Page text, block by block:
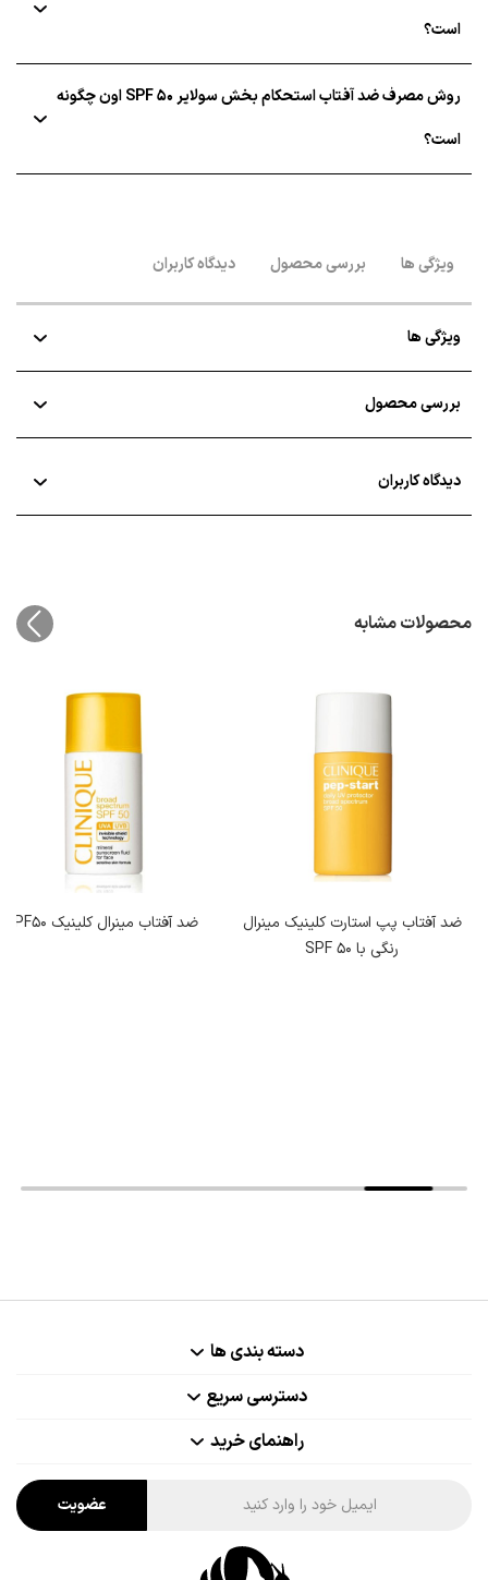
است؟
روش مصرف ضد آفتاب استحکام بخش سولایر SPF 50 اون چگونه
است؟
ویژگی ها بررسی محصول دیدگاه کاربران
ویژگی ها
بررسی محصول
دیدگاه کاربران
محصولات مشابه
ضد آفتاب مینرال کلینیک SPF50
کرم اسکراب ۷ روزه
دسته بندی ها
دسترسی سریع
راهنمای خرید
عضویت